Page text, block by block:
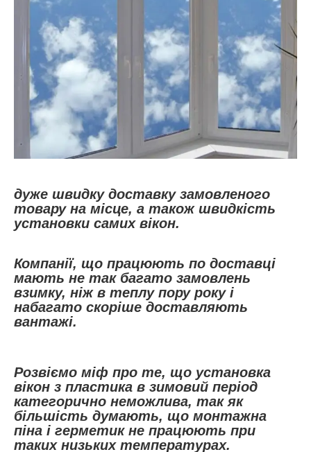
дуже швидку доставку замовленого
товару на місце, а також швидкість
установки самих вікон.
Компанії, що працюють по доставці
мають не так багато замовлень
взимку, ніж в теплу пору року і
набагато скоріше доставляють
вантажі.
Розвіємо міф про те, що установка
вікон з пластика в зимовий період
категорично неможлива, так як
більшість думають, що монтажна
піна і герметик не працюють при
таких низьких температурах.